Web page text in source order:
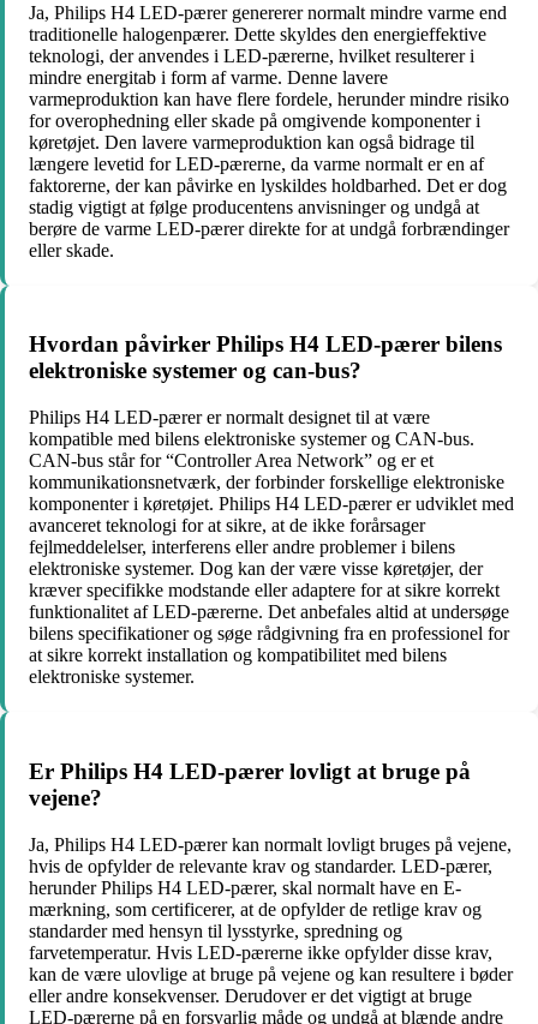
Ja, Philips H4 LED-pærer genererer normalt mindre varme end
traditionelle halogenpærer. Dette skyldes den energieffektive
teknologi, der anvendes i LED-pærerne, hvilket resulterer i
mindre energitab i form af varme. Denne lavere
varmeproduktion kan have flere fordele, herunder mindre risiko
for overophedning eller skade på omgivende komponenter i
køretøjet. Den lavere varmeproduktion kan også bidrage til
længere levetid for LED-pærerne, da varme normalt er en af
faktorerne, der kan påvirke en lyskildes holdbarhed. Det er dog
stadig vigtigt at følge producentens anvisninger og undgå at
berøre de varme LED-pærer direkte for at undgå forbrændinger
eller skade.
Hvordan påvirker Philips H4 LED-pærer bilens
elektroniske systemer og can-bus?
Philips H4 LED-pærer er normalt designet til at være
kompatible med bilens elektroniske systemer og CAN-bus.
CAN-bus står for “Controller Area Network” og er et
kommunikationsnetværk, der forbinder forskellige elektroniske
komponenter i køretøjet. Philips H4 LED-pærer er udviklet med
avanceret teknologi for at sikre, at de ikke forårsager
fejlmeddelelser, interferens eller andre problemer i bilens
elektroniske systemer. Dog kan der være visse køretøjer, der
kræver specifikke modstande eller adaptere for at sikre korrekt
funktionalitet af LED-pærerne. Det anbefales altid at undersøge
bilens specifikationer og søge rådgivning fra en professionel for
at sikre korrekt installation og kompatibilitet med bilens
elektroniske systemer.
Er Philips H4 LED-pærer lovligt at bruge på
vejene?
Ja, Philips H4 LED-pærer kan normalt lovligt bruges på vejene,
hvis de opfylder de relevante krav og standarder. LED-pærer,
herunder Philips H4 LED-pærer, skal normalt have en E-
mærkning, som certificerer, at de opfylder de retlige krav og
standarder med hensyn til lysstyrke, spredning og
farvetemperatur. Hvis LED-pærerne ikke opfylder disse krav,
kan de være ulovlige at bruge på vejene og kan resultere i bøder
eller andre konsekvenser. Derudover er det vigtigt at bruge
LED-pærerne på en forsvarlig måde og undgå at blænde andre